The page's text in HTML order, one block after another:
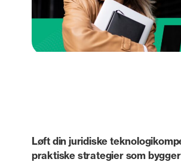
Løft din juridiske
praktiske strategier som